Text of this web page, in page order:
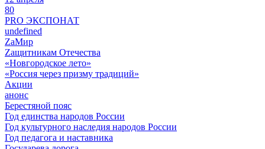
80
PRO ЭКСПОНАТ
undefined
ZaМир
Zащитникам Отечества
«Новгородское лето»
«Россия через призму традиций»
Акции
анонс
Берестяной пояс
Год единства народов России
Год культурного наследия народов России
Год педагога и наставника